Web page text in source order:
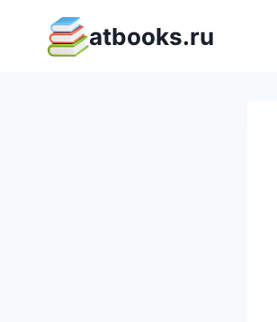
содержимому
atbooks.ru